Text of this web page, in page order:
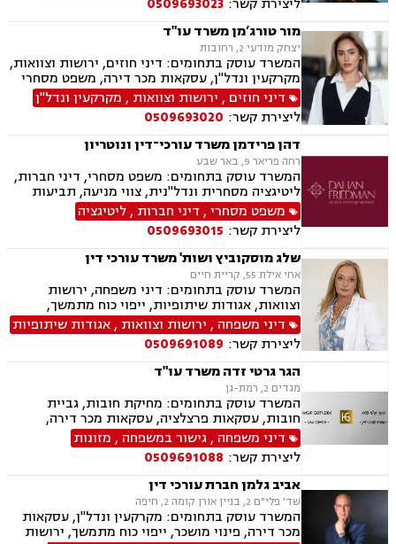
מור טורג’מן משרד עו"ד
יצחק מודעי 2, רחובות
המשרד עוסק בתחומים: דיני חוזים, ירושות וצוואות,
מקרקעין ונדל"ן, עסקאות מכר דירה, משפט מסחרי
דיני חוזים , ירושות וצוואות , מקרקעין ונדל"ן
ליצירת קשר: 0509693020
דהן פרידמן משרד עורכי־דין ונוטריון
רחה פריאר 9, באר שבע
המשרד עוסק בתחומים: משפט מסחרי, דיני חברות,
ליטיגציה מסחרית ונדל"נית, צווי מניעה, תביעות
מקרקעין, דיני חוזים, ייפוי כוח מתמשך, ירושות
וצוואות, מסחר בינלאומי, משפט אזרחי, סכסוכי
שכנים, דיני עבודה, הסכמי ממון, מיסוי עירוני, מיסוי
נדל"ן, ארנונה, היטל פיתוח, היטל השבחה, נוטריון.
משפט מסחרי, דיני חברות ,ליטיגציה
ליצירת קשר: 0509693015
שלג מוסקוביץ ושות' משרד עורכי דין
אחי אילת 55, קריית חיים
המשרד עוסק בתחומים: דיני משפחה, ירושות
וצוואות, אגודות שיתופיות, ייפוי כוח מתמשך,
מושבים וקיבוצים, מקרקעין ונדל"ן, עסקאות מכר
דירה, נחלות ומשקים במושבים, רשות מקרקעי
ישראל
דיני משפחה , ירושות וצוואות ,אגודות שיתופיות
ליצירת קשר: 0509691089
הגר גרטי זדה משרד עו"ד
מגדים 2, רמת-גן
המשרד עוסק בתחומים: מחיקת חובות, גביית
חובות, עסקאות פרצלציה, עסקאות מכר דירה,
הסכמי ממון, ייפוי כוח מתמשך, ירושות וצוואות,
אפוטרופסות, גישור במשפחה, גירושין, מקרקעין,
הוצאה לפועל, אימוץ, הורות חד מינית, מזונות,
משמורת, נישואים אזרחיים, חלוקת רכוש, תיאום
הורי, זמני שהות, אומנה, ניכור הורי, עסקאות מתנה,
ידועים בציבור, פינוי מושכר, צווארון לבן, הלבנת הון,
אלימות במשפחה, עבירות סמים, נפגעי עבירה
דיני משפחה ,גישור במשפחה , מזונות
ליצירת קשר: 0509691088
אביב גלמן חברת עורכי דין
שד' פלי"ם 2, בניין אורן קומה 2, חיפה
המשרד עוסק בתחומים: מקרקעין ונדל"ן, עסקאות
מכר דירה, פינוי מושכר, ייפוי כוח מתמשך, ירושות